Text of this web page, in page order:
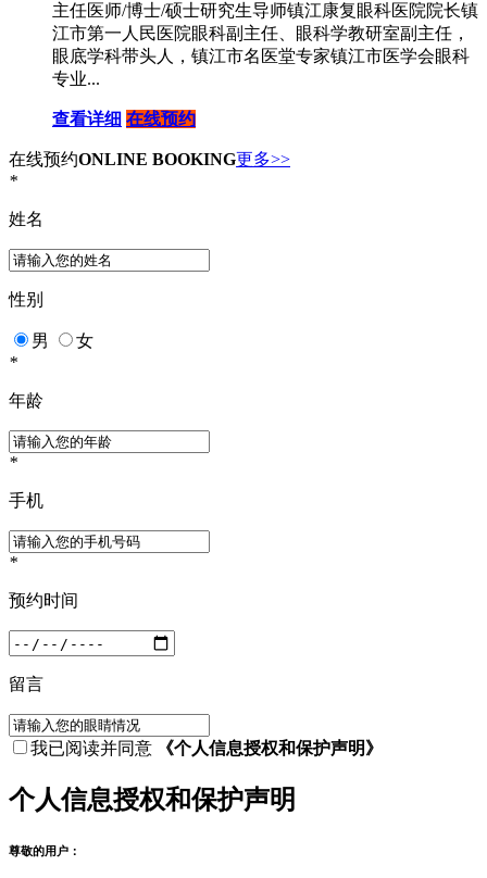
主任医师/博士/硕士研究生导师镇江康复眼科医院院长镇
江市第一人民医院眼科副主任、眼科学教研室副主任，
眼底学科带头人，镇江市名医堂专家镇江市医学会眼科
专业...
查看详细 在线预约
在线预约ONLINE BOOKING更多>>
*
姓名
性别
男
女
*
年龄
*
手机
*
预约时间
留言
我已阅读并同意 《个人信息授权和保护声明》
个人信息授权和保护声明
尊敬的用户：